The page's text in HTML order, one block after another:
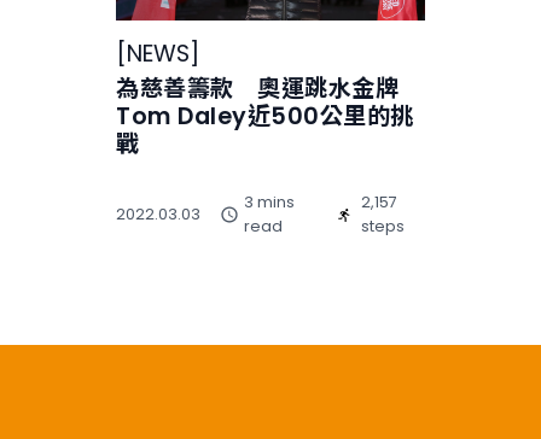
NEWS
為慈善籌款 奧運跳水金牌
Tom Daley近500公里的挑
戰
2022.03.03
3 mins
read
2,157
steps